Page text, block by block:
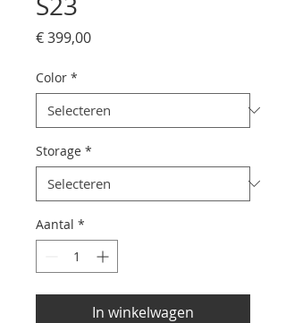
€ 399,00Prijs
Color *
Storage *
Aantal *
In winkelwagen